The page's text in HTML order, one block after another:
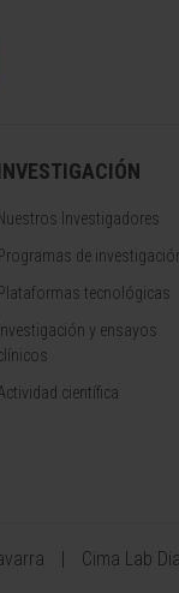
Investigadores
de
tecnológicas
y ensayos
científica
Cima Lab